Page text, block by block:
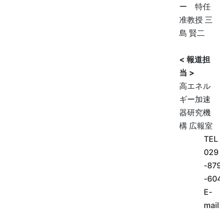
ー 特任
准教授 三
島 賢二
< 報道担
当 >
高エネル
ギー加速
器研究機
構 広報室
TEL
029
-
-
E-
mail